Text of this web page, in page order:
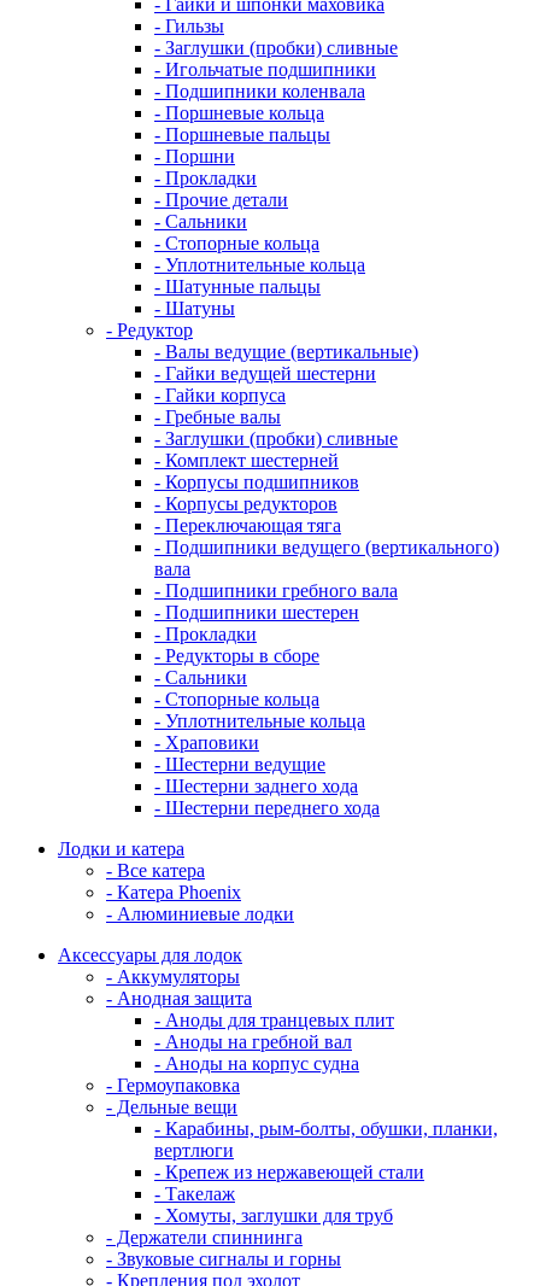
- Гильзы
- Заглушки (пробки) сливные
- Игольчатые подшипники
- Подшипники коленвала
- Поршневые кольца
- Поршневые пальцы
- Поршни
- Прокладки
- Прочие детали
- Сальники
- Стопорные кольца
- Уплотнительные кольца
- Шатунные пальцы
- Шатуны
- Редуктор
- Валы ведущие (вертикальные)
- Гайки ведущей шестерни
- Гайки корпуса
- Гребные валы
- Заглушки (пробки) сливные
- Комплект шестерней
- Корпусы подшипников
- Корпусы редукторов
- Переключающая тяга
- Подшипники ведущего (вертикального)
вала
- Подшипники гребного вала
- Подшипники шестерен
- Прокладки
- Редукторы в сборе
- Сальники
- Стопорные кольца
- Уплотнительные кольца
- Храповики
- Шестерни ведущие
- Шестерни заднего хода
- Шестерни переднего хода
Лодки и катера
- Все катера
- Катера Phoenix
- Алюминиевые лодки
Аксессуары для лодок
- Аккумуляторы
- Анодная защита
- Аноды для транцевых плит
- Аноды на гребной вал
- Аноды на корпус судна
- Гермоупаковка
- Дельные вещи
- Карабины, рым-болты, обушки, планки,
вертлюги
- Крепеж из нержавеющей стали
- Такелаж
- Хомуты, заглушки для труб
- Держатели спиннинга
- Звуковые сигналы и горны
- Крепления под эхолот